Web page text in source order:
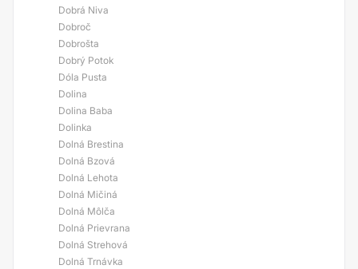
Dobrá Niva
Dobroč
Dobrošta
Dobrý Potok
Dóla Pusta
Dolina
Dolina Baba
Dolinka
Dolná Brestina
Dolná Bzová
Dolná Lehota
Dolná Mičiná
Dolná Môlča
Dolná Prievrana
Dolná Strehová
Dolná Trnávka